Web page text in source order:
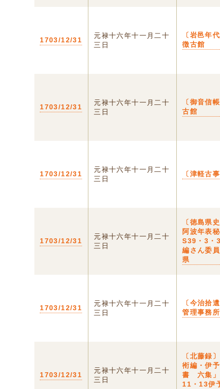
1703/12/31
元禄十六年十一月二十
三日
〔岩邑年
徴古館
1703/12/31
元禄十六年十一月二十
三日
〔御音信
古館
1703/12/31
元禄十六年十一月二十
三日
〔津軽古
1703/12/31
元禄十六年十一月二十
三日
〔徳島
阿波年表
S39・3・
編さん委
県
1703/12/31
元禄十六年十一月二十
三日
〔今治拾
管理事務所
1703/12/31
元禄十六年十一月二十
三日
〔北藤録
衑編・伊
書 六集
11・13伊